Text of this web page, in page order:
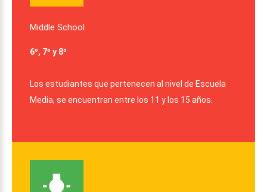
Middle School
6º, 7º y 8º
Los estudiantes que pertenecen al nivel de Escuela
Media, se encuentran entre los 11 y los 15 años.